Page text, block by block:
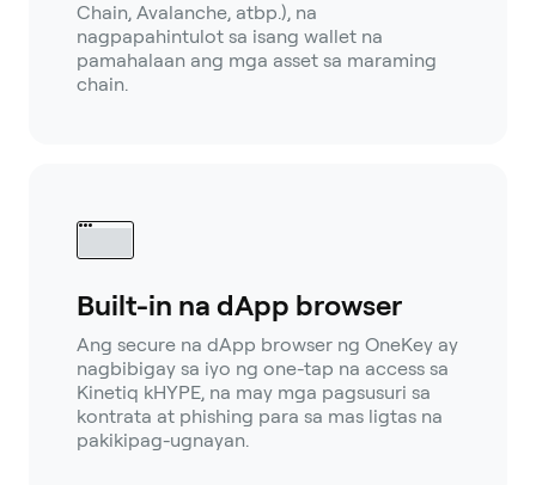
Chain, Avalanche, atbp.), na
nagpapahintulot sa isang wallet na
pamahalaan ang mga asset sa maraming
chain.
Built-in na dApp browser
Ang secure na dApp browser ng OneKey ay
nagbibigay sa iyo ng one-tap na access sa
Kinetiq kHYPE, na may mga pagsusuri sa
kontrata at phishing para sa mas ligtas na
pakikipag-ugnayan.